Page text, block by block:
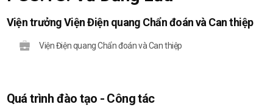
Viện trưởng Viện Điện quang Chẩn đoán và Can thiệp
Viện Điện quang Chẩn đoán và Can thiệp
Quá trình đào tạo - Công tác